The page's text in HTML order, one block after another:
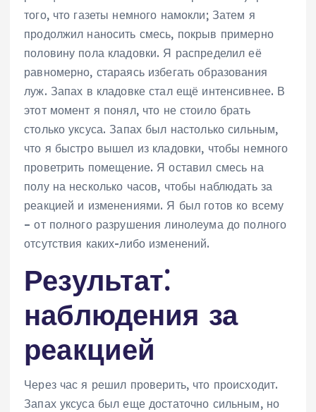
того, что газеты немного намокли; Затем я
продолжил наносить смесь, покрыв примерно
половину пола кладовки. Я распределил её
равномерно, стараясь избегать образования
луж. Запах в кладовке стал ещё интенсивнее. В
этот момент я понял, что не стоило брать
столько уксуса. Запах был настолько сильным,
что я быстро вышел из кладовки, чтобы немного
проветрить помещение. Я оставил смесь на
полу на несколько часов, чтобы наблюдать за
реакцией и изменениями. Я был готов ко всему
– от полного разрушения линолеума до полного
отсутствия каких-либо изменений.
Результат⁚
наблюдения за
реакцией
Через час я решил проверить, что происходит.
Запах уксуса был еще достаточно сильным, но